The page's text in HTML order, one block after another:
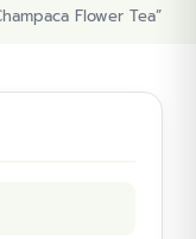
Flower Tea”